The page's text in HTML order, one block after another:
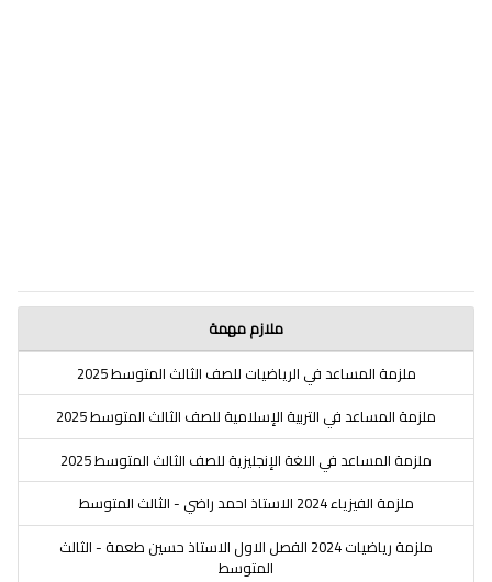
ملازم مهمة
ملزمة المساعد في الرياضيات للصف الثالث المتوسط 2025
ملزمة المساعد في التربية الإسلامية للصف الثالث المتوسط 2025
ملزمة المساعد في اللغة الإنجليزية للصف الثالث المتوسط 2025
ملزمة الفيزياء 2024 الاستاذ احمد راضي - الثالث المتوسط
ملزمة رياضيات 2024 الفصل الاول الاستاذ حسين طعمة - الثالث
المتوسط